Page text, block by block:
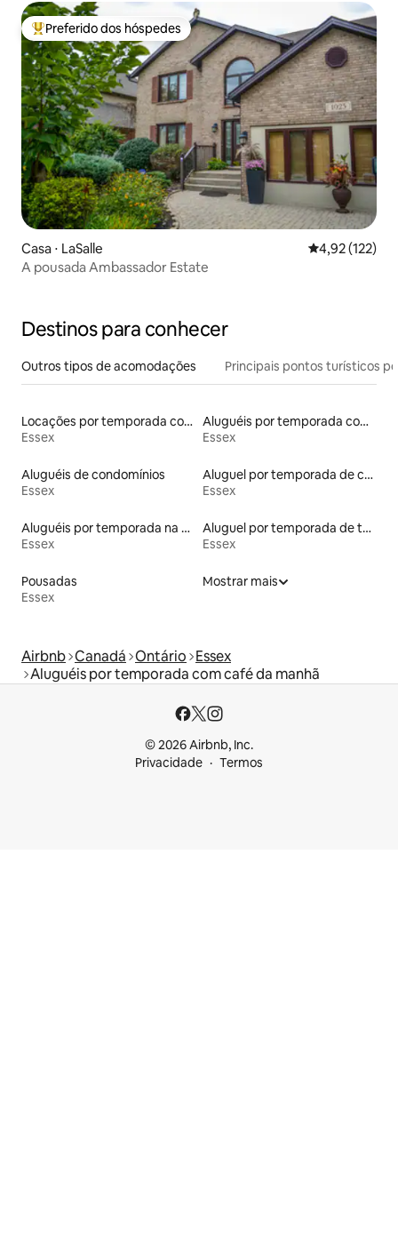
Entre os melhores preferidos dos hóspedes
Preferido dos hóspedes
Casa ⋅ LaSalle 4,92 de uma
4,92 (122)
A pousada Ambassador Estate
Destinos para conhecer
Outros tipos de acomodações Principais pontos turísticos
Locações por temporada com piscina
Essex
Aluguéis por temporada com acesso ao lago
Essex
Aluguéis de condomínios
Essex
Aluguel por temporada de casas de hóspedes
Essex
Aluguéis por temporada na orla
Essex
Aluguel por temporada de townhouses
Essex
Pousadas
Essex
Mostrar mais
Airbnb Canadá Ontário Essex
Aluguéis por temporada com café da manhã
© 2026 Airbnb, Inc.
Privacidade
Termos